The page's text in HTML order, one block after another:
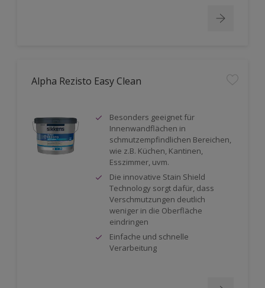
Alpha Rezisto Easy Clean
Besonders geeignet für
Innenwandflächen in
schmutzempfindlichen Bereichen,
wie z.B. Küchen, Kantinen,
Esszimmer, uvm.
Die innovative Stain Shield
Technology sorgt dafür, dass
Verschmutzungen deutlich
weniger in die Oberfläche
eindringen
Einfache und schnelle
Verarbeitung